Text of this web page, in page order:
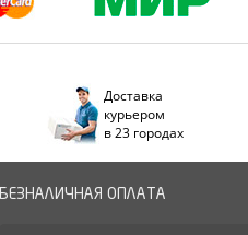
Доставка
курьером
в 23 городах
БЕЗНАЛИЧНАЯ ОПЛАТА